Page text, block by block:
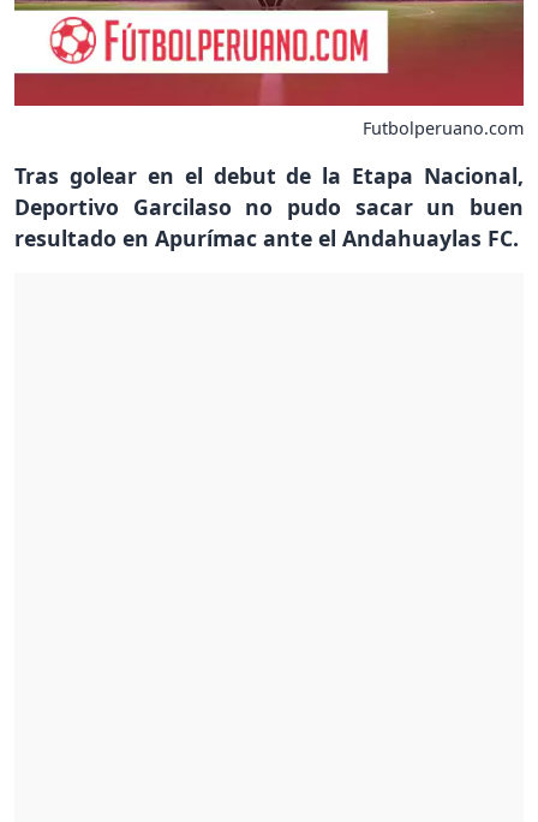
Futbolperuano.com
Tras golear en el debut de la Etapa Nacional,
Deportivo Garcilaso no pudo sacar un buen
resultado en Apurímac ante el Andahuaylas FC.